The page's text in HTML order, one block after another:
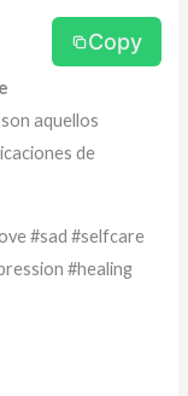
Copy
aquellos
de
#sad #selfcare
#healing